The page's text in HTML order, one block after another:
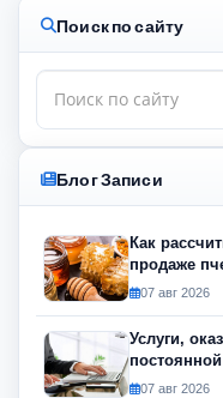
Поиск по сайту
Блог Записи
Как
продаже
07 авг 2026
Услуги,
07 авг 2026